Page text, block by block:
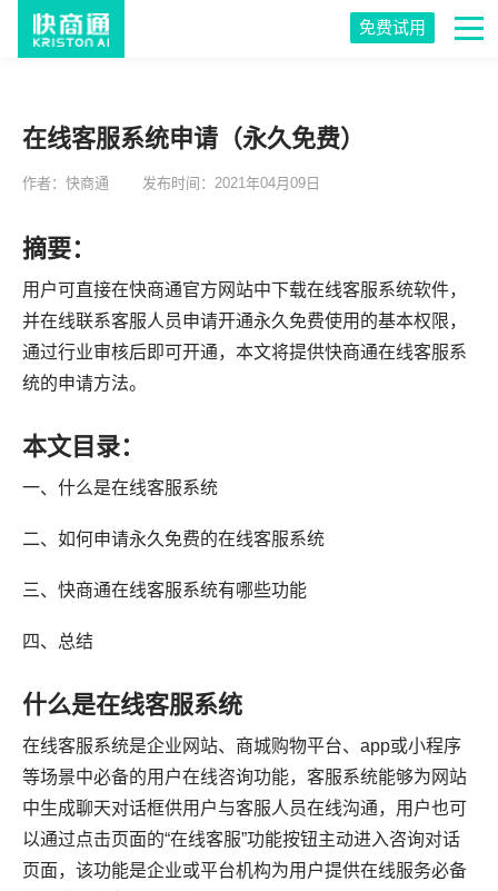
免费试用
在线客服系统申请（永久免费）
作者：快商通 发布时间：2021年04月09日
摘要：
用户可直接在快商通官方网站中下载在线客服系统软件，
并在线联系客服人员申请开通永久免费使用的基本权限，
通过行业审核后即可开通，本文将提供快商通在线客服系
统的申请方法。
本文目录：
一、什么是在线客服系统
二、如何申请永久免费的在线客服系统
三、快商通在线客服系统有哪些功能
四、总结
什么是在线客服系统
在线客服系统是企业网站、商城购物平台、app或小程序
等场景中必备的用户在线咨询功能，客服系统能够为网站
中生成聊天对话框供用户与客服人员在线沟通，用户也可
以通过点击页面的“在线客服”功能按钮主动进入咨询对话
页面，该功能是企业或平台机构为用户提供在线服务必备